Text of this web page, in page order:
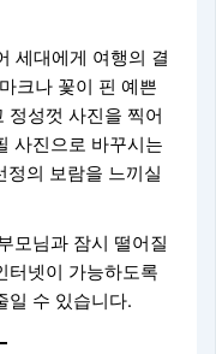
세대에게 여행의 결
크나 꽃이 핀 예쁜
정성껏 사진을 찍어
사진으로 바꾸시는
정의 보람을 느끼실
모님과 잠시 떨어질
터넷이 가능하도록
일 수 있습니다.